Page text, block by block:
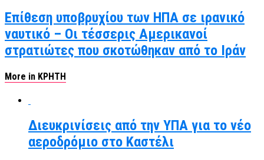
Επίθεση υποβρυχίου των ΗΠΑ σε ιρανικό
ναυτικό – Οι τέσσερις Αμερικανοί
στρατιώτες που σκοτώθηκαν από το Ιράν
More in ΚΡΗΤΗ
Διευκρινίσεις από την ΥΠΑ για το νέο
αεροδρόμιο στο Καστέλι